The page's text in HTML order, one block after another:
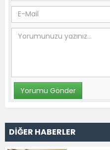
DİĞER HABERLER